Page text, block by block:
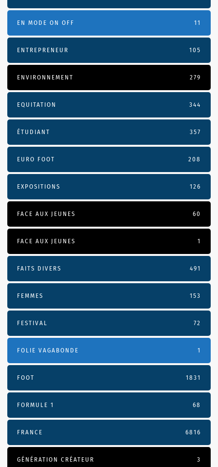
EN MODE ON OFF 11
ENTREPRENEUR 105
ENVIRONNEMENT 279
EQUITATION 344
ÉTUDIANT 357
EURO FOOT 208
EXPOSITIONS 126
FACE AUX JEUNES 60
FACE AUX JEUNES 1
FAITS DIVERS 491
FEMMES 153
FESTIVAL 72
FOLIE VAGABONDE 1
FOOT 1831
FORMULE 1 68
FRANCE 6816
GÉNÉRATION CRÉATEUR 3